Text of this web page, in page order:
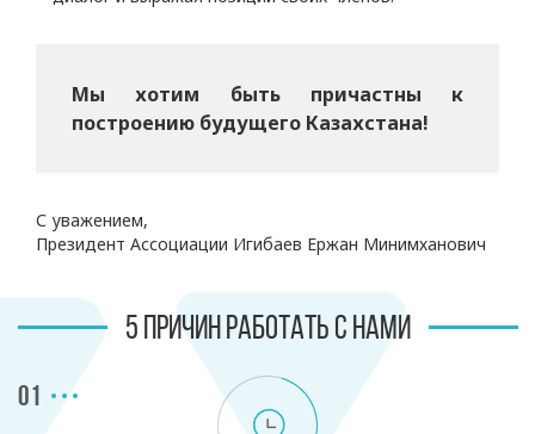
Мы хотим быть причастны к
построению будущего Казахстана!
С уважением,
Президент Ассоциации Игибаев Ержан Минимханович
5 ПРИЧИН РАБОТАТЬ С НАМИ
01